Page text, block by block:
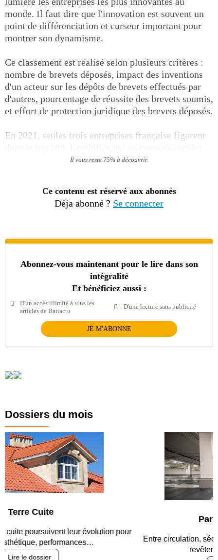
monde. Il faut dire que l'innovation est souvent un
point de différenciation et curseur important pour
montrer son dynamisme.
Ce classement est réalisé selon plusieurs critères :
nombre de brevets déposés, impact des inventions
d'un acteur sur les dépôts de brevets effectués par
d'autres, pourcentage de réussite des brevets soumis,
et effort de protection juridique des brevets déposés.
En 2021, seules trois entreprises française figurent
Il vous reste 75% à découvrir.
Ce contenu est réservé aux abonnés
Déja abonné ? Se connecter
Abonnez-vous maintenant pour le lire dans son
intégralité
Et bénéficiez aussi :
D'un accès illimité à tous les
articles de Batiactu
D'une lecture sans publicité
JE M'ABONNE
Dossiers du mois
Entre circulation, sécurisation des accès, durabilité des